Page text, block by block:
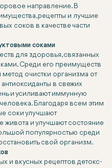
направление. В
рецепты и лучшие
соков в качестве части
соками
для здоровья, связанных
Среди его преимуществ
очистки организма от
в свежих
и усиливают иммунную
Благодаря всем этим
соки улучшают
живота и улучшают состояние
популярностью среди
свой организм.
и вкусных рецептов детокс-